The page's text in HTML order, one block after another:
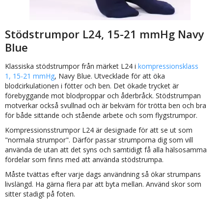
Stödstrumpor L24, 15-21 mmHg Navy
Blue
Klassiska stödstrumpor från märket L24 i kompressionsklass
1, 15-21 mmHg, Navy Blue. Utvecklade för att öka
blodcirkulationen i fötter och ben. Det ökade trycket är
förebyggande mot blodproppar och åderbråck. Stödstrumpan
motverkar också svullnad och är bekväm för trötta ben och bra
för både sittande och stående arbete och som flygstrumpor.
Kompressionsstrumpor L24 är designade för att se ut som
"normala strumpor". Därför passar strumporna dig som vill
använda de utan att det syns och samtidigt få alla hälsosamma
fördelar som finns med att använda stödstrumpa.
Måste tvättas efter varje dags användning så ökar strumpans
livslängd. Ha gärna flera par att byta mellan. Använd skor som
sitter stadigt på foten.